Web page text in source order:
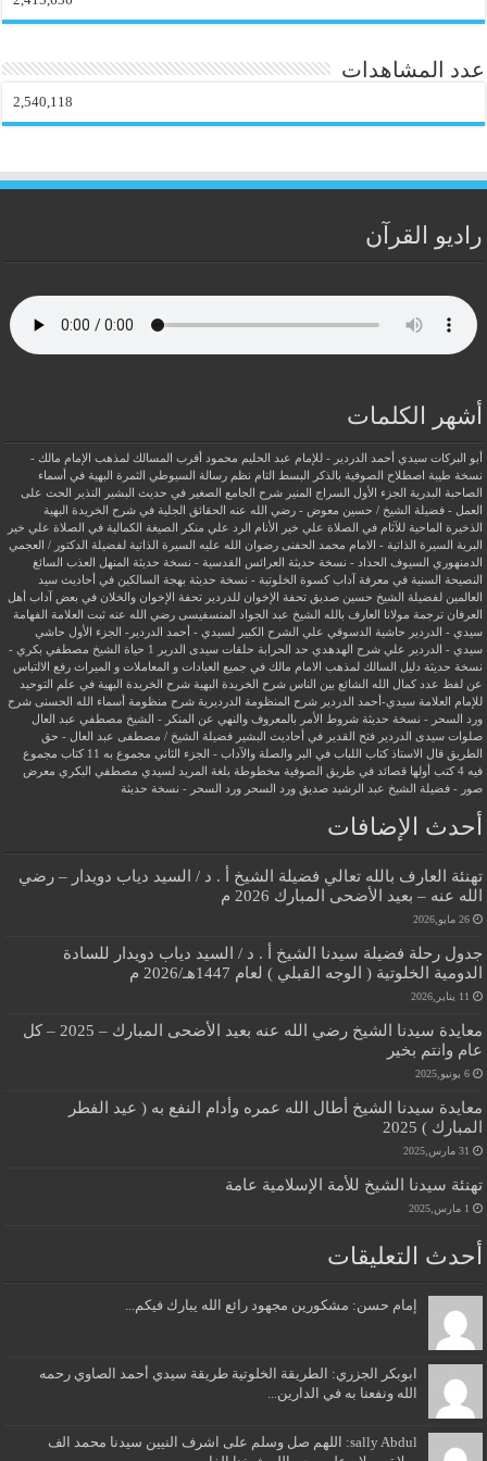
عدد المشاهدات
2,540,118
راديو القرآن
أشهر الكلمات
أبو البركات سيدي أحمد الدردير - للإمام عبد الحليم محمود
أقرب المسالك لمذهب الإمام مالك -
نسخة طيبة اصطلاح الصوفية بالذكر البسط التام نظم رسالة السيوطي
الثمرة البهية في أسماء
الصاحبة البدرية
الجزء الأول السراج المنير شرح الجامع الصغير في حديث البشير النذير
الحث على
العمل - فضيلة الشيخ / حسين معوض - رضي الله عنه
الحقائق الجلية في شرح الخريدة البهية
الذخيرة الماحية للآثام في الصلاة علي خير الأنام
الرد علي منكر الصيغة الكمالية في الصلاة علي خير
البرية
السيرة الذاتية - الامام محمد الحفنى رضوان الله عليه
السيرة الذاتية لفضيلة الدكتور / العجمي
الدمنهوري
السيوف الحداد - نسخة حديثة العرائس القدسية - نسخة حديثة
المنهل العذب السائغ
النصيحة السنية في معرفة آداب كسوة الخلوتية - نسخة حديثة بهجة السالكين في أحاديث سيد
العالمين لفضيلة الشيخ حسين صديق
تحفة الإخوان للدردير تحفة الإخوان والخلان في بعض آداب أهل
العرفان ترجمة مولانا العارف بالله الشيخ عبد الجواد المنسفيسى رضي الله عنه ثبت العلامة الفهامة
سيدي - الدردير
حاشية الدسوقي علي الشرح الكبير لسيدي - أحمد الدردير- الجزء الأول حاشي
سيدي - الدردير علي شرح الهدهدي حد الحرابة حلقات سيدى الدرير 1
حياة الشيخ مصطفي بكري -
نسخة حديثة دليل السالك لمذهب الامام مالك في جميع العبادات و المعاملات و الميراث رفع الالتباس
عن لفظ عدد كمال الله الشائع بين الناس شرح الخريدة البهية شرح الخريدة البهية في علم التوحيد
للإمام العلامة سيدي-أحمد الدردير شرح المنظومة الدرديرية شرح منظومة أسماء الله الحسنى شرح
ورد السحر - نسخة حديثة شروط الأمر بالمعروف والنهي عن المنكر - الشيخ مصطفي عبد العال
صلوات سيدى الدردير فتح القدير في أحاديث البشير فضيلة الشيخ / مصطفى عبد العال - حق
الطريق
قال الاستاذ كتاب اللباب في البر والصلة والآداب - الجزء الثاني مجموع به 11 كتاب
مجموع
فيه 4 كتب أولها قصائد في طريق الصوفية
مخطوطة بلغة المريد لسيدي مصطفي البكري معرض
صور - فضيلة الشيخ عبد الرشيد صديق
ورد السحر ورد السحر - نسخة حديثة
أحدث الإضافات
تهنئة العارف بالله تعالي فضيلة الشيخ أ . د / السيد دياب دويدار – رضي
الله عنه – بعيد الأضحى المبارك 2026 م
26 مايو,2026
جدول رحلة فضيلة سيدنا الشيخ أ . د / السيد دياب دويدار للسادة
الدومية الخلوتية ( الوجه القبلي ) لعام 1447هـ/2026 م
11 يناير,2026
معايدة سيدنا الشيخ رضي الله عنه بعيد الأضحى المبارك – 2025 – كل
عام وانتم بخير
6 يونيو,2025
معايدة سيدنا الشيخ أطال الله عمره وأدام النفع به ( عيد الفطر
المبارك ) 2025
31 مارس,2025
تهنئة سيدنا الشيخ للأمة الإسلامية عامة
1 مارس,2025
أحدث التعليقات
إمام حسن: مشكورين مجهود رائع الله يبارك فيكم...
ابوبكر الجزري: الطريقة الخلوتية طريقة سيدي أحمد الصاوي رحمه
الله ونفعنا به في الدارين...
sally Abdul: اللهم صل وسلم على اشرف النيين سيدنا محمد الف